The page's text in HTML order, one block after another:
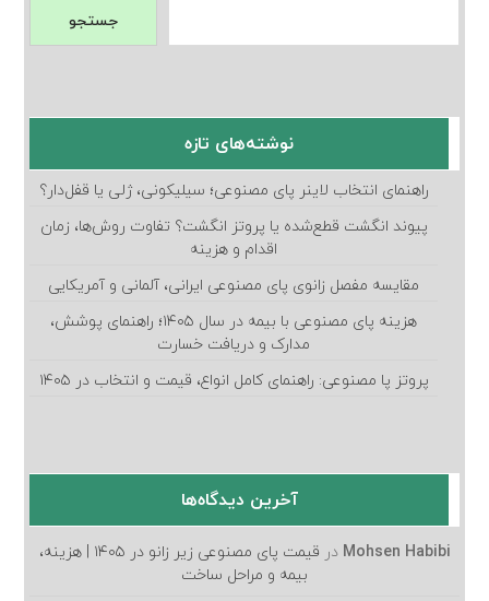
جستجو
نوشته‌های تازه
راهنمای انتخاب لاینر پای مصنوعی؛ سیلیکونی، ژلی یا قفل‌دار؟
پیوند انگشت قطع‌شده یا پروتز انگشت؟ تفاوت روش‌ها، زمان
اقدام و هزینه
مقایسه مفصل زانوی پای مصنوعی ایرانی، آلمانی و آمریکایی
هزینه پای مصنوعی با بیمه در سال ۱۴۰۵؛ راهنمای پوشش،
مدارک و دریافت خسارت
پروتز پا مصنوعی: راهنمای کامل انواع، قیمت و انتخاب در ۱۴۰۵
آخرین دیدگاه‌ها
Mohsen Habibi در
قیمت پای مصنوعی زیر زانو در ۱۴۰۵ | هزینه،
بیمه و مراحل ساخت